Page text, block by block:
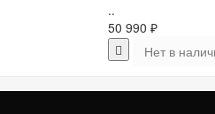
..
50 990 ₽
Нет в